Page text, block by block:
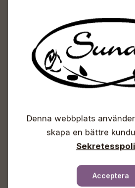
Sunds
Söndagar Självbetjäning
Info & växel
Denna webbplats
skapa en bättre
Acceptera